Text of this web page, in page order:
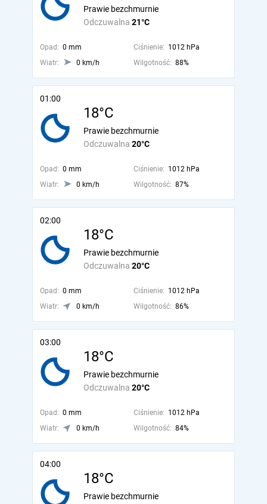
Odczuwalna 21°C
Prawie bezchmurnie
Opad: 0 mm Ciśnienie: 1012 hPa
Wiatr:
0 km/h Wilgotność: 88%
01:00
18°C
Odczuwalna 20°C
Prawie bezchmurnie
Opad: 0 mm Ciśnienie: 1012 hPa
Wiatr:
0 km/h Wilgotność: 87%
02:00
18°C
Odczuwalna 20°C
Prawie bezchmurnie
Opad: 0 mm Ciśnienie: 1012 hPa
Wiatr:
0 km/h Wilgotność: 86%
03:00
18°C
Odczuwalna 20°C
Prawie bezchmurnie
Opad: 0 mm Ciśnienie: 1012 hPa
Wiatr:
0 km/h Wilgotność: 84%
04:00
18°C
Prawie bezchmurnie